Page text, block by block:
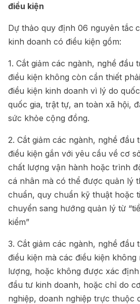
điều kiện
Dự thảo quy định 06 nguyên tắc
kinh doanh có điều kiện gồm:
1. Cắt giảm các ngành, nghề đầu
điều kiện không còn cần thiết
điều kiện kinh doanh vì lý do
quốc gia, trật tự, an toàn xã hội,
sức khỏe cộng đồng.
2. Cắt giảm các ngành, nghề đầu
điều kiện gắn với yêu cầu về cơ
chất lượng vận hành hoặc trình
cá nhân mà có thể được quản lý
chuẩn, quy chuẩn kỹ thuật hoặc
chuyển sang hướng quản lý từ
kiểm”
3. Cắt giảm các ngành, nghề đầu
điều kiện mà các điều kiện
lượng, hoặc không được xác
đầu tư kinh doanh, hoặc chỉ do
nghiệp, doanh nghiệp trực thuộc